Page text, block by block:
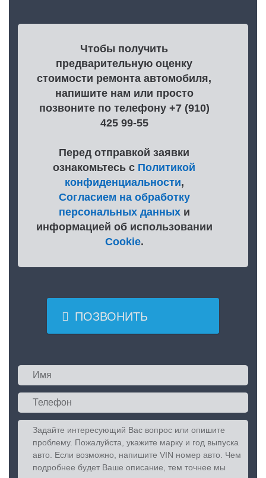
Чтобы получить
предварительную оценку
стоимости ремонта автомобиля,
напишите нам или просто
позвоните по телефону +7 (910)
425 99-55
Перед отправкой заявки
ознакомьтесь с Политикой
конфиденциальности,
Согласием на обработку
персональных данныхи
информацией об использовании
Cookie.
 ПОЗВОНИТЬ